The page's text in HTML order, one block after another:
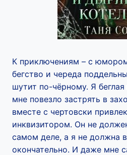
К приключениям – с
бегство и череда
шутит по-чёрному. Я
мне повезло застрять в
вместе с чертовски
инквизитором. Он не
самом деле, а я не должна
окончательно. И даже мне